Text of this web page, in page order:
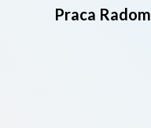
Praca Radom